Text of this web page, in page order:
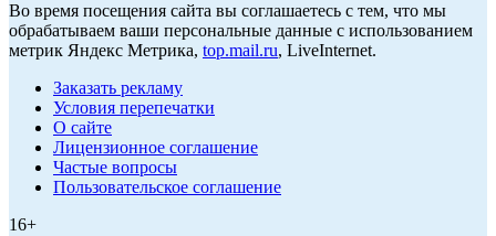
Во время посещения сайта вы соглашаетесь с тем, что мы
обрабатываем ваши персональные данные с использованием
метрик Яндекс Метрика, top.mail.ru, LiveInternet.
Заказать рекламу
Условия перепечатки
О сайте
Лицензионное соглашение
Частые вопросы
Пользовательское соглашение
16+